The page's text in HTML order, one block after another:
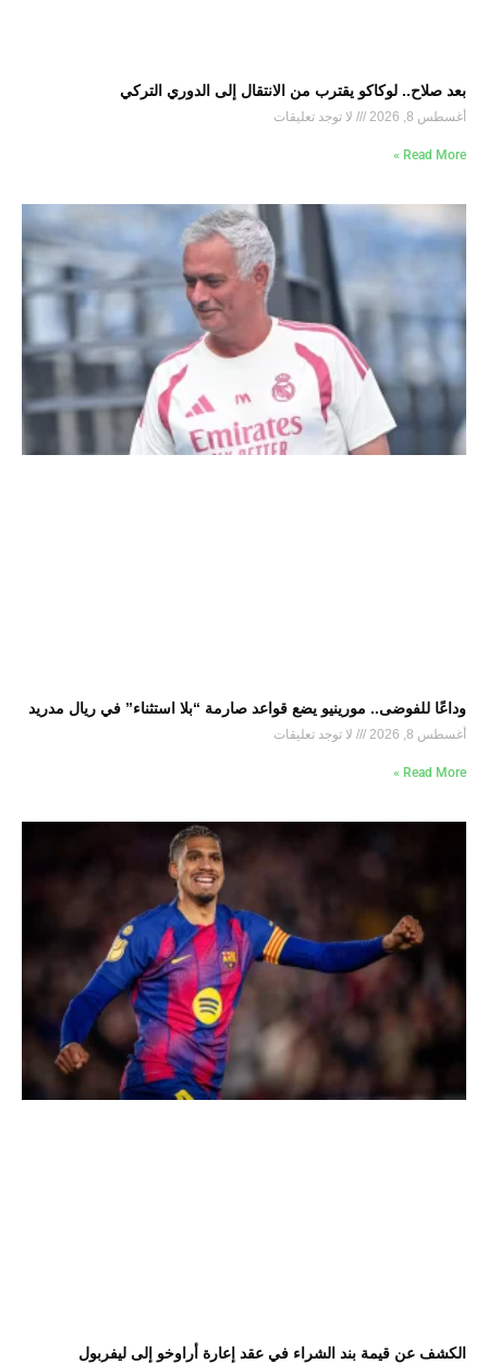
بعد صلاح.. لوكاكو يقترب من الانتقال إلى الدوري التركي
أغسطس 8, 2026 لا توجد تعليقات
Read More »
وداعًا للفوضى.. مورينيو يضع قواعد صارمة “بلا استثناء” في ريال مدريد
أغسطس 8, 2026 لا توجد تعليقات
Read More »
الكشف عن قيمة بند الشراء في عقد إعارة أراوخو إلى ليفربول